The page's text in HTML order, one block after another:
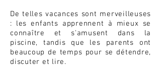
De telles vacances sont merveilleuses
: les enfants apprennent à mieux se
connaître et s'amusent dans la
piscine, tandis que les parents ont
beaucoup de temps pour se détendre,
discuter et lire.